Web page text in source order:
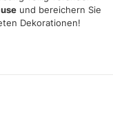
und bereichern Sie
Dekorationen!